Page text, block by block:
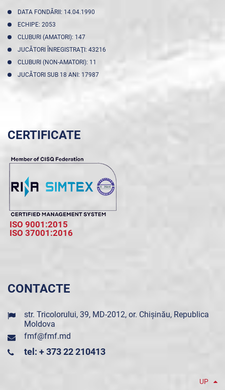
DATA FONDĂRII: 14.04.1990
ECHIPE: 2053
CLUBURI (AMATORI): 147
JUCĂTORI ÎNREGISTRAŢI: 43216
CLUBURI (NON-AMATORI): 11
JUCĂTORI SUB 18 ANI: 17987
CERTIFICATE
ISO 9001:2015
ISO 37001:2016
CONTACTE
str. Tricolorului, 39, MD-2012, or. Chișinău, Republica
Moldova
fmf@fmf.md
tel: + 373 22 210413
UP